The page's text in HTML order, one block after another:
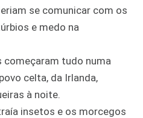
se comunicar com os
e medo na
começaram tudo numa
celta, da Irlanda,
à noite.
insetos e os morcegos